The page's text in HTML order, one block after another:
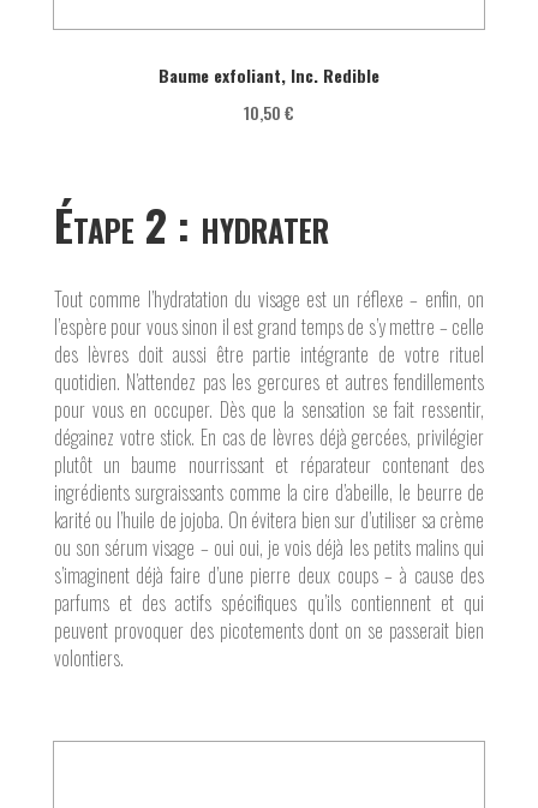
Baume exfoliant, Inc. Redible
10,50 €
Étape 2 : hydrater
Tout comme l’hydratation du visage est un réflexe – enfin, on
l’espère pour vous sinon il est grand temps de s’y mettre – celle
des lèvres doit aussi être partie intégrante de votre rituel
quotidien. N’attendez pas les gercures et autres fendillements
pour vous en occuper. Dès que la sensation se fait ressentir,
dégainez votre stick. En cas de lèvres déjà gercées, privilégier
plutôt un baume nourrissant et réparateur contenant des
ingrédients surgraissants comme la cire d’abeille, le beurre de
karité ou l’huile de jojoba. On évitera bien sur d’utiliser sa crème
ou son sérum visage – oui oui, je vois déjà les petits malins qui
s’imaginent déjà faire d’une pierre deux coups – à cause des
parfums et des actifs spécifiques qu’ils contiennent et qui
peuvent provoquer des picotements dont on se passerait bien
volontiers.